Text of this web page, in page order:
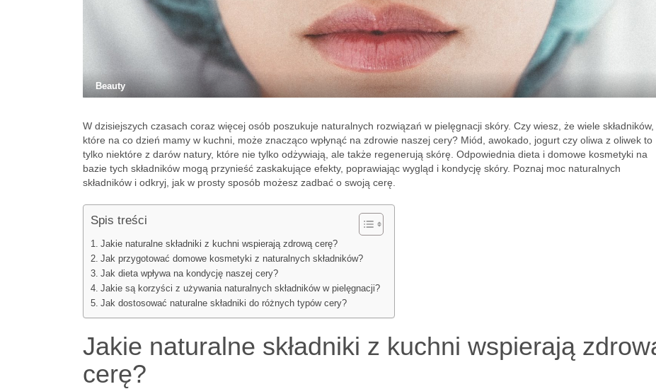
Beauty
W dzisiejszych czasach coraz więcej osób poszukuje naturalnych rozwiązań w pielęgnacji skóry. Czy wiesz, że wiele składników,
które na co dzień mamy w kuchni, może znacząco wpłynąć na zdrowie naszej cery? Miód, awokado, jogurt czy oliwa z oliwek to
tylko niektóre z darów natury, które nie tylko odżywiają, ale także regenerują skórę. Odpowiednia dieta i domowe kosmetyki na
bazie tych składników mogą przynieść zaskakujące efekty, poprawiając wygląd i kondycję skóry. Poznaj moc naturalnych
składników i odkryj, jak w prosty sposób możesz zadbać o swoją cerę.
Spis treści
Jakie naturalne składniki z kuchni wspierają zdrową cerę?
Jak przygotować domowe kosmetyki z naturalnych składników?
Jak dieta wpływa na kondycję naszej cery?
Jakie są korzyści z używania naturalnych składników w pielęgnacji?
Jak dostosować naturalne składniki do różnych typów cery?
Jakie naturalne składniki z kuchni wspierają
cerę?